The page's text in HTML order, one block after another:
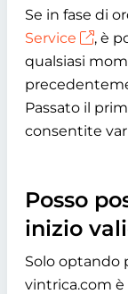
Se in fase di
Service
, è
qualsiasi
Passato il
consentite
Posso
inizio
Solo optando
vintrica.com è